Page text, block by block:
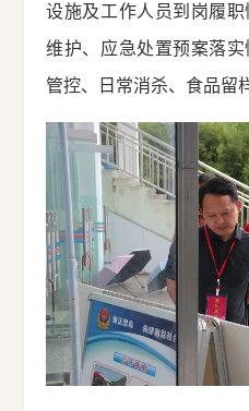
设施及工作人员到岗履
维护、应急处置预案落
管控、日常消杀、食品留